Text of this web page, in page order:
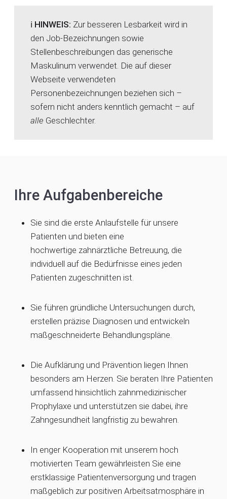
ℹ️ HINWEIS: Zur besseren Lesbarkeit wird in
den Job-Bezeichnungen sowie
Stellenbeschreibungen das generische
Maskulinum verwendet. Die auf dieser
Webseite verwendeten
Personenbezeichnungen beziehen sich –
sofern nicht anders kenntlich gemacht – auf
alle Geschlechter.
Ihre Aufgabenbereiche
Sie sind die erste Anlaufstelle für unsere
Patienten und bieten eine
hochwertige zahnärztliche Betreuung, die
individuell auf die Bedürfnisse eines jeden
Patienten zugeschnitten ist.
Sie führen gründliche Untersuchungen durch,
erstellen präzise Diagnosen und entwickeln
maßgeschneiderte Behandlungspläne.
Die Aufklärung und Prävention liegen Ihnen
besonders am Herzen. Sie beraten Ihre Patienten
umfassend hinsichtlich zahnmedizinischer
Prophylaxe und unterstützen sie dabei, ihre
Zahngesundheit langfristig zu bewahren.
In enger Kooperation mit unserem hoch
motivierten Team gewährleisten Sie eine
erstklassige Patientenversorgung und tragen
maßgeblich zur positiven Arbeitsatmosphäre in